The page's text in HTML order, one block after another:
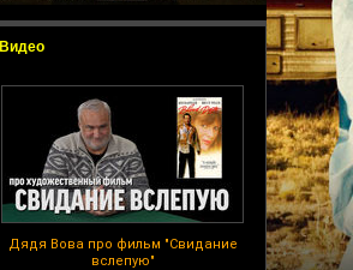
Видео
Дядя Вова про фильм "Свидание
вслепую"